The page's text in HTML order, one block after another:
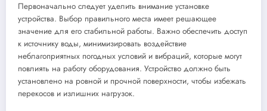
Первоначально следует уделить внимание установке
устройства. Выбор правильного места имеет решающее
значение для его стабильной работы. Важно обеспечить доступ
к источнику воды, минимизировать воздействие
неблагоприятных погодных условий и вибраций, которые могут
повлиять на работу оборудования. Устройство должно быть
установлено на ровной и прочной поверхности, чтобы избежать
перекосов и излишних нагрузок.